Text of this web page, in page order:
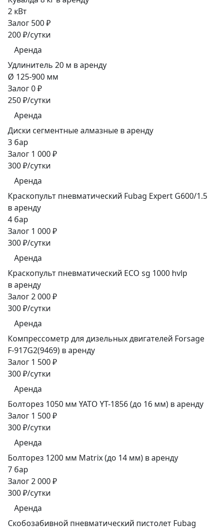
2 кВт
Залог 500 ₽
200 ₽/сутки
Аренда
Удлинитель 20 м в аренду
Ø 125-900 мм
Залог 0 ₽
250 ₽/сутки
Аренда
Диски сегментные алмазные в аренду
3 бар
Залог 1 000 ₽
300 ₽/сутки
Аренда
Краскопульт пневматический Fubag Expert G600/1.5
в аренду
4 бар
Залог 1 000 ₽
300 ₽/сутки
Аренда
Краскопульт пневматический ECO sg 1000 hvlp
в аренду
Залог 2 000 ₽
300 ₽/сутки
Аренда
Компрессометр для дизельных двигателей Forsage
F-917G2(9469) в аренду
Залог 1 500 ₽
300 ₽/сутки
Аренда
Болторез 1050 мм YATO YT-1856 (до 16 мм) в аренду
Залог 1 500 ₽
300 ₽/сутки
Аренда
Болторез 1200 мм Matrix (до 14 мм) в аренду
7 бар
Залог 2 000 ₽
300 ₽/сутки
Аренда
Скобозабивной пневматический пистолет Fubag